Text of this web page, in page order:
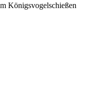
Königsvogelschießen